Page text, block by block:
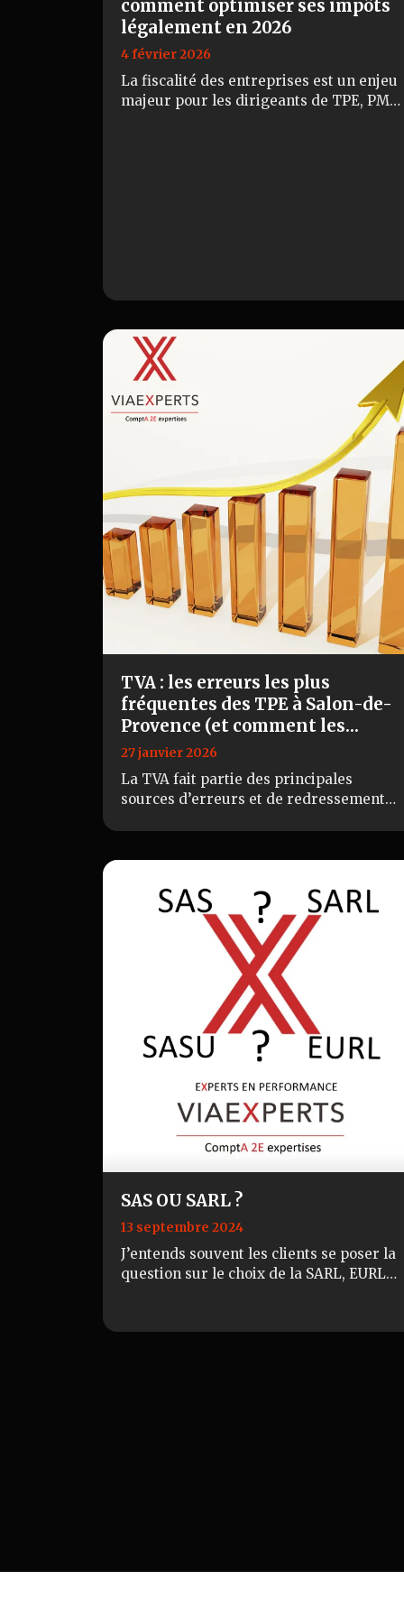
comment optimiser ses impôts
légalement en 2026
4 février 2026
La fiscalité des entreprises est un enjeu
majeur pour les dirigeants de TPE, PME
TVA : les erreurs les plus
fréquentes des TPE à Salon-de-
Provence (et comment les
éviter)
27 janvier 2026
La TVA fait partie des principales
sources d’erreurs et de redressements
dirigeants de TP…
SAS OU SARL ?
13 septembre 2024
J’entends souvent les clients se poser la
question sur le choix de la SARL, EURL